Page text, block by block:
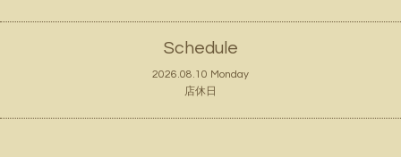
Schedule
2026.08.10 Monday
店休日